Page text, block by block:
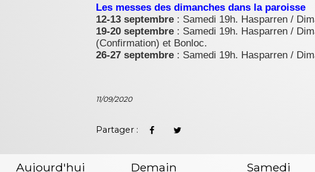
Les messes des dimanches dans la paroisse
12-13 septembre : Samedi 19h. Hasparren /
19-20 septembre : Samedi 19h. Hasparren /
(Confirmation) et Bonloc.
26-27 septembre : Samedi 19h. Hasparren /
11/09/2020
Partager :
Aujourd'hui Demain Samedi